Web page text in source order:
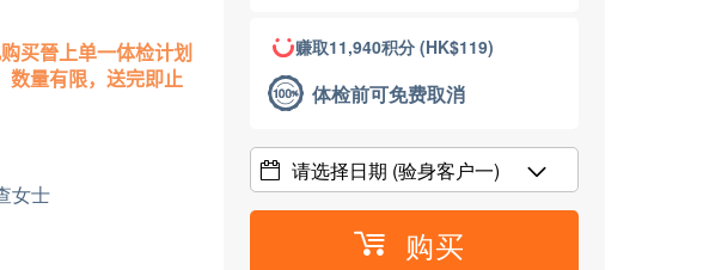
买晉上单一体检计划
数量有限，送完即止
女士
赚取11,940积分 (HK$119)
体检前可免费取消
请选择日期 (验身客户一)
购买